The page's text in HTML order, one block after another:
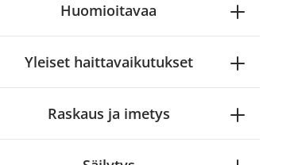
Huomioitavaa
Yleiset haittavaikutukset
Raskaus ja imetys